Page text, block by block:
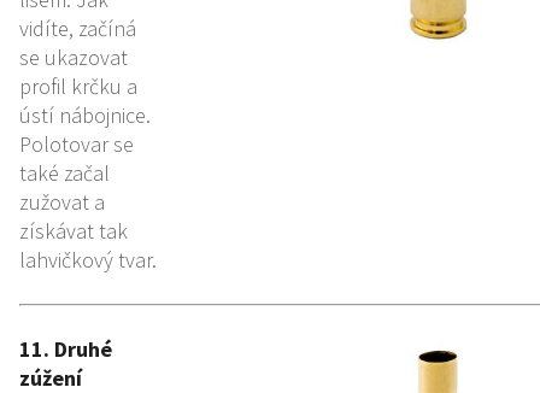
vidíte, začíná
se ukazovat
profil krčku a
ústí nábojnice.
Polotovar se
také začal
zužovat a
získávat tak
lahvičkový tvar.
11. Druhé
zúžení